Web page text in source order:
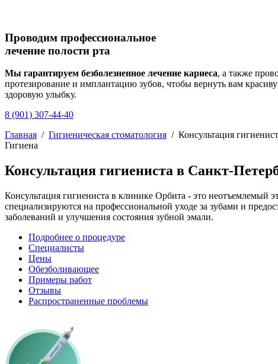
Проводим профессиональное
лечение полости рта
Мы гарантируем безболезненное лечение кариеса, а также
протезирование и имплантацию зубов, чтобы вернуть вам
здоровую улыбку.
8 (901) 307-44-40
Главная / Гигиеническая стоматология / Консультация
Гигиена
Консультация гигиениста в Санкт-
Консультация гигиениста в клинике Орбита - это
специализируются на профессиональной уходе за зубами и
заболеваний и улучшения состояния зубной эмали.
Подробнее о процедуре
Специалисты
Цены
Обезболивающее
Примеры работ
Отзывы
Распространенные проблемы